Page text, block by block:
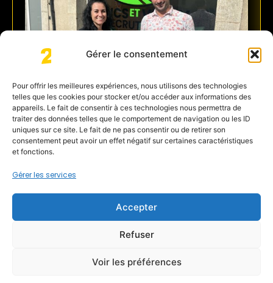
Gérer le consentement
Pour offrir les meilleures expériences, nous utilisons des technologies
telles que les cookies pour stocker et/ou accéder aux informations des
appareils. Le fait de consentir à ces technologies nous permettra de
traiter des données telles que le comportement de navigation ou les ID
uniques sur ce site. Le fait de ne pas consentir ou de retirer son
consentement peut avoir un effet négatif sur certaines caractéristiques
et fonctions.
Gérer les services
Accepter
Refuser
Voir les préférences
FLORIAN BOUCHRIT
Découvrir